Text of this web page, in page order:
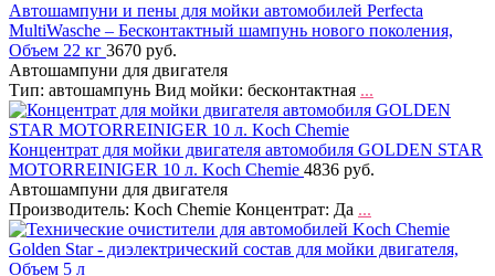
Автошампуни и пены для мойки автомобилей Perfecta
MultiWasche – Бесконтактный шампунь нового поколения,
Объем 22 кг 3670 руб.
Автошампуни для двигателя
Тип: автошампунь Вид мойки: бесконтактная ...
Концентрат для мойки двигателя автомобиля GOLDEN STAR
MOTORREINIGER 10 л. Koch Chemie 4836 руб.
Автошампуни для двигателя
Производитель: Koch Chemie Концентрат: Да ...